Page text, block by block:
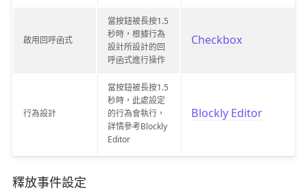
啟用回呼函式
當按鈕被長按1.5
秒時，根據行為
設計所設計的回
呼函式進行操作
Checkbox
行為設計
當按鈕被長按1.5
秒時，此處設定
的行為會執行，
詳情參考Blockly
Editor
Blockly Editor
釋放事件設定